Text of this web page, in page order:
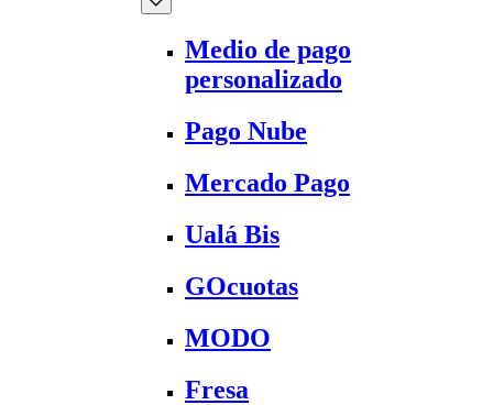
Medio de pago
personalizado
Pago Nube
Mercado Pago
Ualá Bis
GOcuotas
MODO
Fresa